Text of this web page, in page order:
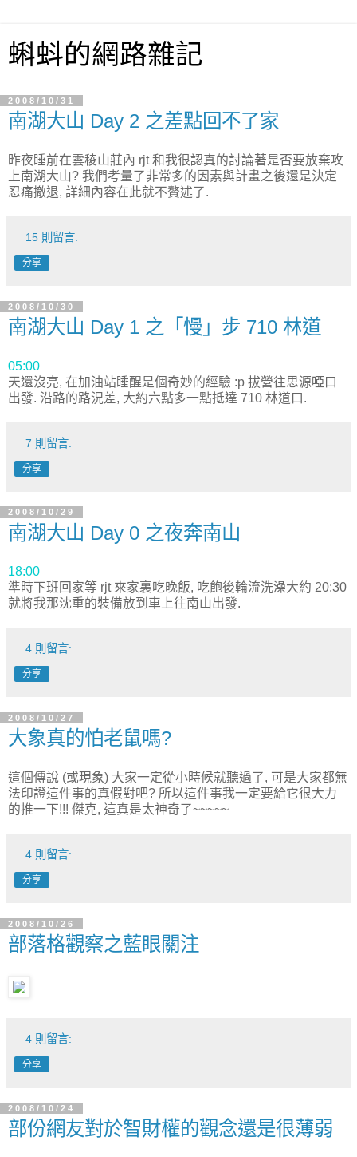
蝌蚪的網路雜記
2008/10/31
南湖大山 Day 2 之差點回不了家
昨夜睡前在雲稜山莊內 rjt 和我很認真的討論著是否要放棄攻
上南湖大山? 我們考量了非常多的因素與計畫之後還是決定
忍痛撤退, 詳細內容在此就不贅述了.
15 則留言:
分享
2008/10/30
南湖大山 Day 1 之「慢」步 710 林道
05:00
天還沒亮, 在加油站睡醒是個奇妙的經驗 :p 拔營往思源啞口
出發. 沿路的路況差, 大約六點多一點抵達 710 林道口.
7 則留言:
分享
2008/10/29
南湖大山 Day 0 之夜奔南山
18:00
準時下班回家等 rjt 來家裏吃晚飯, 吃飽後輪流洗澡大約 20:30
就將我那沈重的裝備放到車上往南山出發.
4 則留言:
分享
2008/10/27
大象真的怕老鼠嗎?
這個傳說 (或現象) 大家一定從小時候就聽過了, 可是大家都無
法印證這件事的真假對吧? 所以這件事我一定要給它很大力
的推一下!!! 傑克, 這真是太神奇了~~~~~
4 則留言:
分享
2008/10/26
部落格觀察之藍眼關注
4 則留言:
分享
2008/10/24
部份網友對於智財權的觀念還是很薄弱